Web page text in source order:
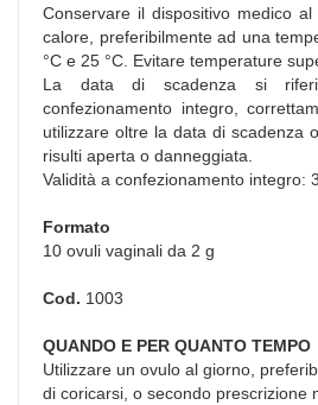
Conservare il dispositivo medico
calore, preferibilmente ad una
°C e 25 °C. Evitare temperature
La data di scadenza si
confezionamento integro,
utilizzare oltre la data di scadenza
risulti aperta o danneggiata.
Validità a confezionamento integro:
Formato
10 ovuli vaginali da 2 g
Cod. 1003
QUANDO E PER QUANTO TEMPO
Utilizzare un ovulo al giorno,
di coricarsi, o secondo prescrizione